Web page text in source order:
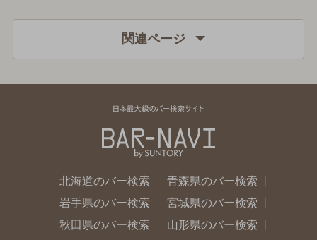
関連ページ
北海道のバー検索
青森県のバー検索
岩手県のバー検索
宮城県のバー検索
秋田県のバー検索
山形県のバー検索